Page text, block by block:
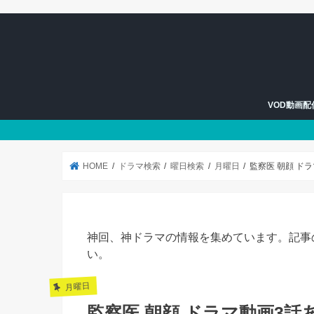
VOD動画配
HOME ドラマ検索 曜日検索 月曜日 監察医 朝顔 ド
神回、神ドラマの情報を集めています。記
い。
月曜日